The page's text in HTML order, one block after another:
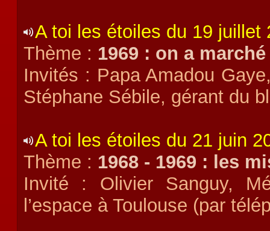
A toi les étoiles du 19 juillet
Thème : 1969 : on a
Invités : Papa Amadou
Stéphane Sébile, gérant du
A toi les étoiles du 21 juin
Thème : 1968 - 1969 : les
Invité : Olivier Sanguy,
l’espace à Toulouse (par